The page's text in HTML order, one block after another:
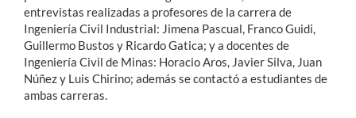
entrevistas realizadas a profesores de la carrera de
Ingeniería Civil Industrial: Jimena Pascual, Franco Guidi,
Guillermo Bustos y Ricardo Gatica; y a docentes de
Ingeniería Civil de Minas: Horacio Aros, Javier Silva, Juan
Núñez y Luis Chirino; además se contactó a estudiantes de
ambas carreras.